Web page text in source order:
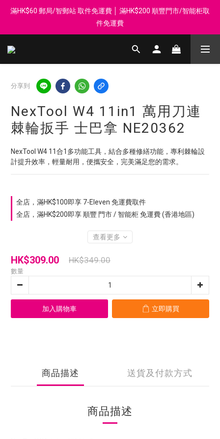
登記會員享每$50回贈$1 │ 滿HK$899 送 N-rit Campack Towel 吸
汗毛巾 韓國制 送完即止
滿HK$60 郵局/智郵站 取件免運費 │ 滿HK$200 順豐門市/智能柜取
件免運費
Whatsapp 98569349 │ 歡迎團體採購, 報價查詢, 接受採購卡
登記會員享每$50回贈$1 │ 滿HK$899 送 N-rit Campack Towel 吸
汗毛巾 韓國制 送完即止
分享到
NexTool W4 11in1 萬用刀連
棘輪扳手 士巴拿 NE20362
NexTool W4 11合1多功能工具，結合多種修繕功能，專利棘輪設
計提升效率，輕量耐用，便攜安全，完美滿足您的需求。
全店，滿HK$100即享 7-Eleven 免運費取件
全店，滿HK$200即享 順豐 門市 / 智能柜 免運費 (香港地區)
查看更多
HK$309.00 HK$349.00
數量
加入購物車 立即購買
商品描述 送貨及付款方式
商品描述